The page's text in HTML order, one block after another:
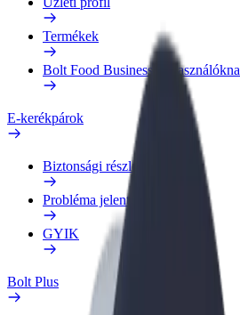
Termékek
Bolt Food Business
E-kerékpárok
Biztonsági részleg
Probléma jelentése
GYIK
Bolt Plus